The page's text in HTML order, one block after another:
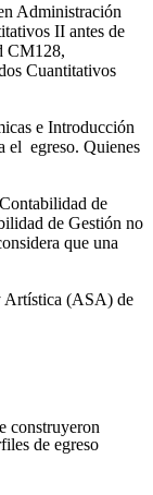
Administración
II antes de
CM128,
Cuantitativos
e Introducción
el egreso. Quienes
de
de Gestión no
que una
Artística (ASA) de
construyeron
de egreso